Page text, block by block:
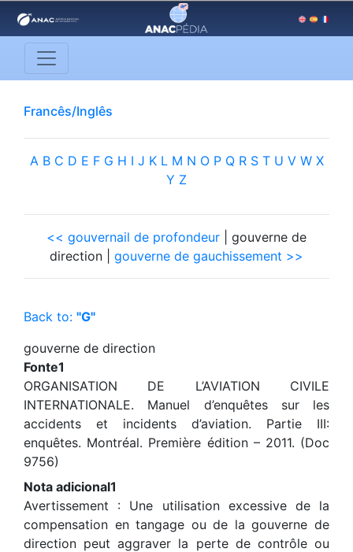
Francês/Inglês
A B C D E F G H I J K L M N O P Q R S T U V W X
Y Z
<< gouvernail de profondeur | gouverne de
direction | gouverne de gauchissement >>
Back to: "G"
gouverne de direction
Fonte1
ORGANISATION DE L’AVIATION CIVILE
INTERNATIONALE. Manuel d’enquêtes sur les
accidents et incidents d’aviation. Partie III:
enquêtes. Montréal. Première édition – 2011. (Doc
9756)
Nota adicional1
Avertissement : Une utilisation excessive de la
compensation en tangage ou de la gouverne de
direction peut aggraver la perte de contrôle ou